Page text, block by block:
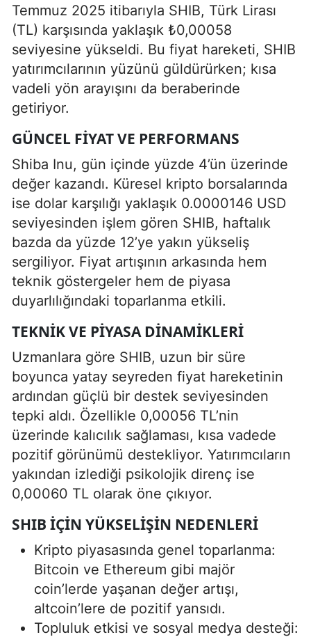
Temmuz 2025 itibarıyla SHIB, Türk Lirası
(TL) karşısında yaklaşık ₺0,00058
seviyesine yükseldi. Bu fiyat hareketi, SHIB
yatırımcılarının yüzünü güldürürken; kısa
vadeli yön arayışını da beraberinde
getiriyor.
GÜNCEL FIYAT VE PERFORMANS
Shiba Inu, gün içinde yüzde 4’ün üzerinde
değer kazandı. Küresel kripto borsalarında
ise dolar karşılığı yaklaşık 0.0000146 USD
seviyesinden işlem gören SHIB, haftalık
bazda da yüzde 12’ye yakın yükseliş
sergiliyor. Fiyat artışının arkasında hem
teknik göstergeler hem de piyasa
duyarlılığındaki toparlanma etkili.
TEKNIK VE PIYASA DINAMIKLERI
Uzmanlara göre SHIB, uzun bir süre
boyunca yatay seyreden fiyat hareketinin
ardından güçlü bir destek seviyesinden
tepki aldı. Özellikle 0,00056 TL’nin
üzerinde kalıcılık sağlaması, kısa vadede
pozitif görünümü destekliyor. Yatırımcıların
yakından izlediği psikolojik direnç ise
0,00060 TL olarak öne çıkıyor.
SHIB İÇIN YÜKSELIŞIN NEDENLERI
Kripto piyasasında genel toparlanma:
Bitcoin ve Ethereum gibi majör
coin’lerde yaşanan değer artışı,
altcoin’lere de pozitif yansıdı.
Topluluk etkisi ve sosyal medya desteği: